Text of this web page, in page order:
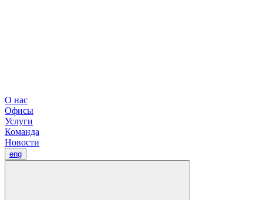
О нас
Офисы
Услуги
Команда
Новости
eng